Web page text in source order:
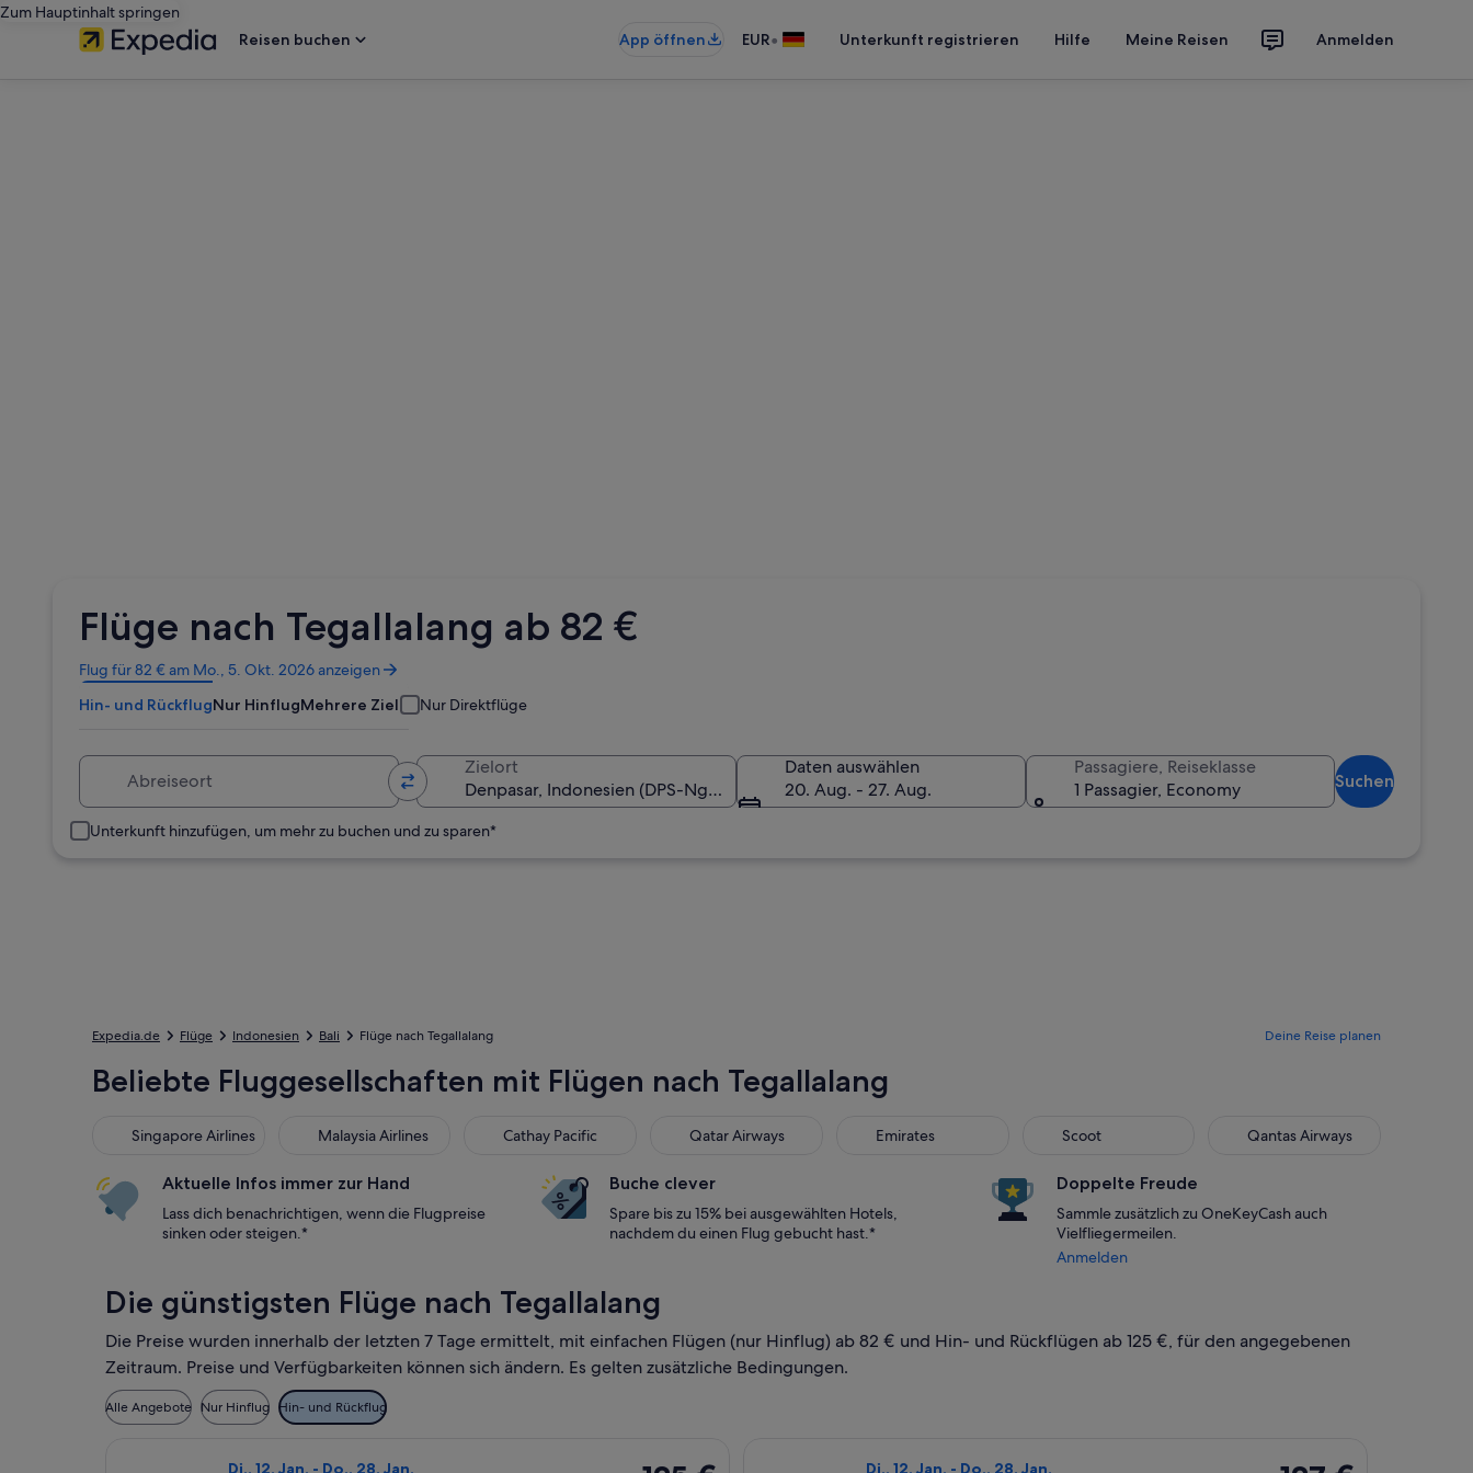
Zum Hauptinhalt springen
Reisen buchen
App öffnen EUR• Unterkunft registrieren Hilfe Meine Reisen Anmelden
Flüge nach Tegallalang ab 82 €
Flug für 82 € am Mo., 5. Okt. 2026 anzeigen
Wird
in
einem
geöffnet
Hin- und RückflugNur HinflugMehrere Ziele Nur Direktflüge
Zielort
Daten auswählen
20. Aug. - 27. Aug.
Passagiere, Reiseklasse
1 Passagier, Economy
Suchen
Unterkunft hinzufügen, um mehr zu buchen und zu sparen*
Expedia.de Flüge Indonesien Bali Flüge nach Tegallalang Deine Reise planen
Beliebte Fluggesellschaften mit Flügen nach Tegallalang
Singapore Airlines
Singapore Airlines Malaysia Airlines
Malaysia Airlines Cathay Pacific
Cathay Pacific Qatar Airways
Qatar Airways Emirates
Emirates Scoot
Scoot Qantas Airways
Qantas Airways
Aktuelle Infos immer zur Hand
Lass dich benachrichtigen, wenn die Flugpreise
sinken oder steigen.*
Buche clever
Spare bis zu 15% bei ausgewählten Hotels,
nachdem du einen Flug gebucht hast.*
Doppelte Freude
Sammle zusätzlich zu OneKeyCash auch
Vielfliegermeilen.
Anmelden
Die günstigsten Flüge nach Tegallalang
Die Preise wurden innerhalb der letzten 7 Tage ermittelt, mit einfachen Flügen (nur Hinflug) ab 82 € und Hin- und Rückflügen ab 125 €, für den angegebenen
Zeitraum. Preise und Verfügbarkeiten können sich ändern. Es gelten zusätzliche Bedingungen.
Alle Angebote Nur Hinflug Hin- und Rückflug
Di., 12. Jan. - Do., 28. Jan. Di., 12. Jan. - Do., 28. Jan.